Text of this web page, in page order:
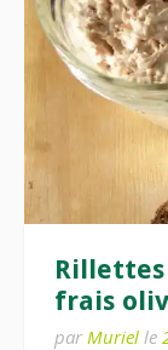
frais
par Muriel le